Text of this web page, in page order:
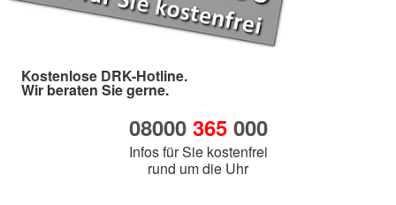
Kostenlose DRK-Hotline.
Wir beraten Sie gerne.
08000 365000
Infos für Sie kostenfrei
rund um die Uhr